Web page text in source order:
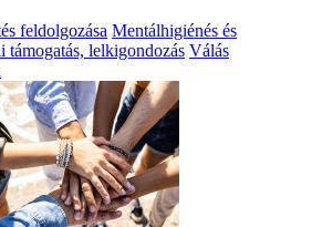
feldolgozása Mentálhigiénés és
támogatás, lelkigondozás Válás